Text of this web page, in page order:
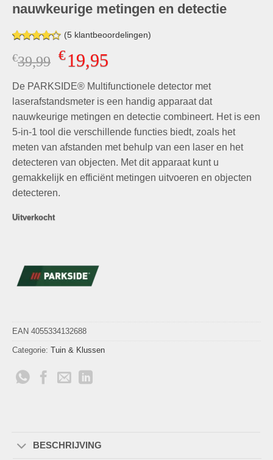
nauwkeurige metingen en detectie
Gewaardeerd
4.20op 5
gebaseerd
waarderingen
(5klantbeoordelingen)
€39,99 Oorspronkelijke
was:
€39,99.
€19,95Huidige
is:
€19,95.
De PARKSIDE® Multifunctionele detector met
laserafstandsmeter is een handig apparaat dat
nauwkeurige metingen en detectie combineert. Het is een
5-in-1 tool die verschillende functies biedt, zoals het
meten van afstanden met behulp van een laser en het
detecteren van objecten. Met dit apparaat kunt u
gemakkelijk en efficiënt metingen uitvoeren en objecten
detecteren.
Uitverkocht
EAN 4055334132688
Categorie: Tuin & Klussen
BESCHRIJVING